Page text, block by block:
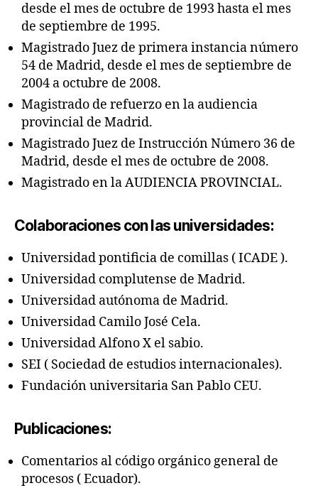
desde el mes de octubre de 1993 hasta el mes
de septiembre de 1995.
Magistrado Juez de primera instancia número
54 de Madrid, desde el mes de septiembre de
2004 a octubre de 2008.
Magistrado de refuerzo en la audiencia
provincial de Madrid.
Magistrado Juez de Instrucción Número 36 de
Madrid, desde el mes de octubre de 2008.
Magistrado en la AUDIENCIA PROVINCIAL.
Colaboraciones con las universidades:
Universidad pontificia de comillas ( ICADE ).
Universidad complutense de Madrid.
Universidad autónoma de Madrid.
Universidad Camilo José Cela.
Universidad Alfono X el sabio.
SEI ( Sociedad de estudios internacionales).
Fundación universitaria San Pablo CEU.
Publicaciones:
Comentarios al código orgánico general de
procesos ( Ecuador).